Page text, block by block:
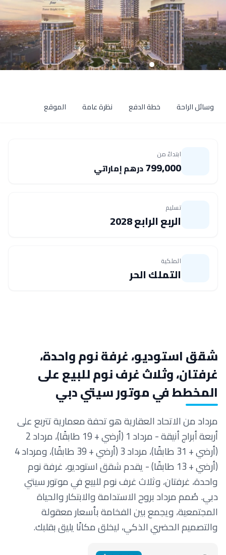
وسائل الراحة خطة الدفع نظرة عامة الموقع
ابتداءً من
799,000درهم إماراتي
تسليم
الربع الرابع 2028
الملكية
التملك الحر
شقق استوديو، غرفة نوم واحدة،
غرفتان، وثلاث غرف نوم للبيع على
المخطط في موتور سيتي دبي
مرداد من الاتحاد العقارية هو تحفة معمارية تتربع على
أربعة أبراج أنيقة - مرداد 1 (أرضي + 19 طابقًا)، مرداد 2
(أرضي + 31 طابقًا)، مرداد 3 (أرضي + 39 طابقًا)، ومرداد 4
(أرضي + 13 طابقًا) - يقدم شقق استوديو، غرفة نوم
واحدة، غرفتان، وثلاث غرف نوم للبيع في موتور سيتي
دبي. صُمم مرداد بروح الاستدامة والابتكار والحياة
المجتمعية، ويجمع بين الفخامة بأسعار معقولة
والتصميم الحضري الذكي، ليخلق مكانًا يليق بقلبك.